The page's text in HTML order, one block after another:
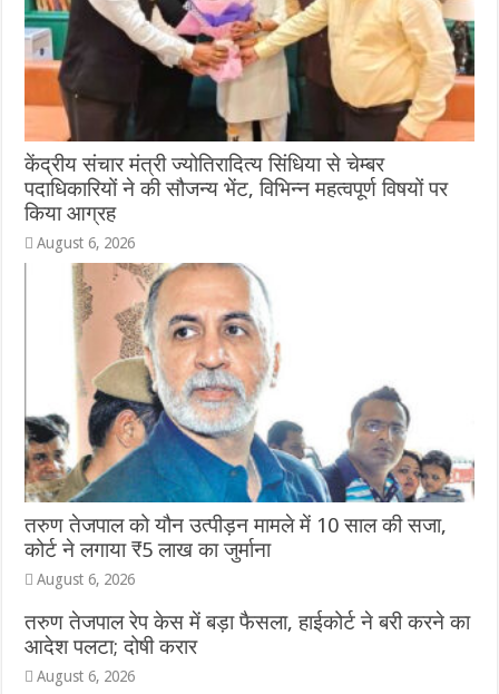
केंद्रीय संचार मंत्री ज्योतिरादित्य सिंधिया से चेम्बर
पदाधिकारियों ने की सौजन्य भेंट, विभिन्न महत्वपूर्ण विषयों पर
किया आग्रह
August 6, 2026
तरुण तेजपाल को यौन उत्पीड़न मामले में 10 साल की सजा,
कोर्ट ने लगाया ₹5 लाख का जुर्माना
August 6, 2026
तरुण तेजपाल रेप केस में बड़ा फैसला, हाईकोर्ट ने बरी करने का
आदेश पलटा; दोषी करार
August 6, 2026